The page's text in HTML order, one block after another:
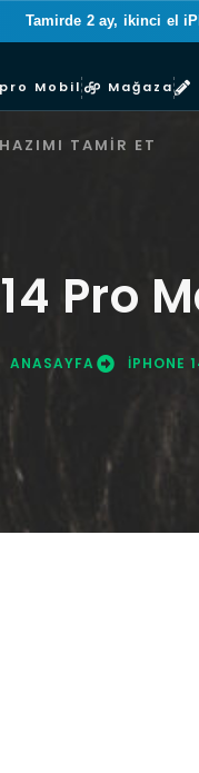
Tamirde 2 ay, ikinci el
Mobil Mağaza
TAMIR ET
Pro
ANASAYFA IPHONE